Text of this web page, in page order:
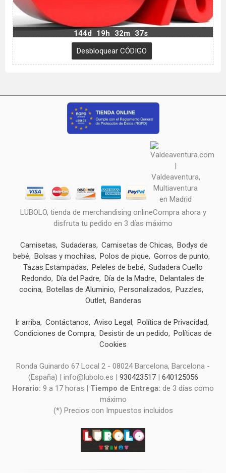
144d 19h 32m 37s
LUBOLO, tienda de merchandising onlineCompra ahora y
disfruta tu pedido en 3 días máximo
Camisetas Sudaderas Camisetas de Chicas
Bodys de
bebé
Bolsas y mochilas Polos de pique
Gorros de punto
Tazas Estampadas
Peleles de bebé
Sudadera Cuello
Redondo
Día del Padre Día de la Madre
Delantales de
cocina Botellas de Aluminio Personalizados
Puzzles
Outlet Banderas
Ir arriba Contáctanos Aviso Legal
Política de Privacidad
Condiciones de Compra Desistir de un pedido
Políticas de
Cookies
Ronda Guinardo 67 Local 2 - 08024 Barcelona, Barcelona -
(España) | info@lubolo.es | 930423517| 640125056
Horario: 9 a 17 horas | Tiempo de Entrega: de 3 días como
máximo
(*) Precios con Impuestos incluidos